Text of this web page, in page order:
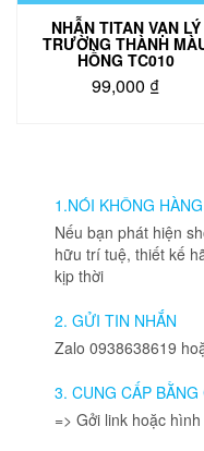
NHẪN TITAN VẠN LÝ
TRƯỜNG THÀNH
HỒNG TC010
99,000 ₫
1.NÓI KHÔNG
Nếu bạn phát hiện
hữu trí tuệ, thiết kế
kịp thời
2. GỬI TIN NHẮN
Zalo 0938638619
3. CUNG CẤP BẰNG
=> Gởi link hoặc